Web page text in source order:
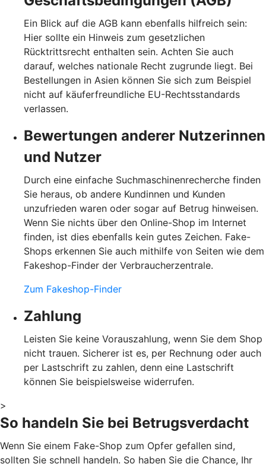
Ein Blick auf die AGB kann ebenfalls hilfreich sein:
Hier sollte ein Hinweis zum gesetzlichen
Rücktrittsrecht enthalten sein. Achten Sie auch
darauf, welches nationale Recht zugrunde liegt. Bei
Bestellungen in Asien können Sie sich zum Beispiel
nicht auf käuferfreundliche EU-Rechtsstandards
verlassen.
Bewertungen anderer Nutzerinnen
und Nutzer
Durch eine einfache Suchmaschinenrecherche finden
Sie heraus, ob andere Kundinnen und Kunden
unzufrieden waren oder sogar auf Betrug hinweisen.
Wenn Sie nichts über den Online-Shop im Internet
finden, ist dies ebenfalls kein gutes Zeichen. Fake-
Shops erkennen Sie auch mithilfe von Seiten wie dem
Fakeshop-Finder der Verbraucherzentrale.
Zum Fakeshop-Finder
Zahlung
Leisten Sie keine Vorauszahlung, wenn Sie dem Shop
nicht trauen. Sicherer ist es, per Rechnung oder auch
per Lastschrift zu zahlen, denn eine Lastschrift
können Sie beispielsweise widerrufen.
>
So handeln Sie bei Betrugsverdacht
Wenn Sie einem Fake-Shop zum Opfer gefallen sind,
sollten Sie schnell handeln. So haben Sie die Chance, Ihr